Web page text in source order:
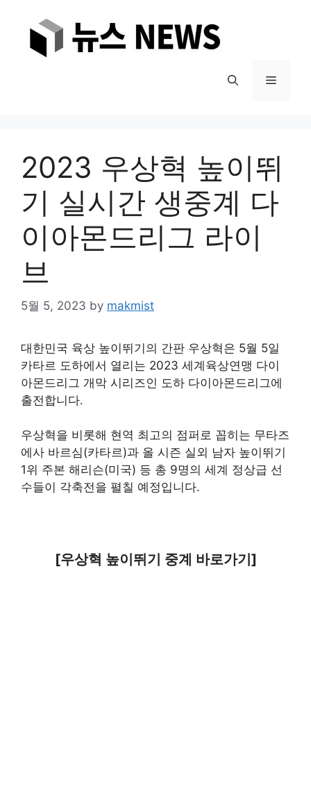
Menu
2023 우상혁 높이뛰
기 실시간 생중계 다
이아몬드리그 라이
브
5월 5, 2023 by makmist
대한민국 육상 높이뛰기의 간판 우상혁은 5월 5일
카타르 도하에서 열리는 2023 세계육상연맹 다이
아몬드리그 개막 시리즈인 도하 다이아몬드리그에
출전합니다.
우상혁을 비롯해 현역 최고의 점퍼로 꼽히는 무타즈
에사 바르심(카타르)과 올 시즌 실외 남자 높이뛰기
1위 주본 해리슨(미국) 등 총 9명의 세계 정상급 선
수들이 각축전을 펼칠 예정입니다.
[우상혁 높이뛰기 중계 바로가기]